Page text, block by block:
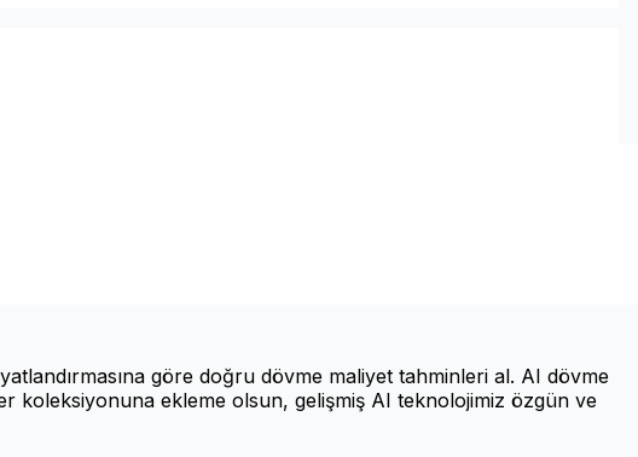
göre doğru dövme maliyet tahminleri al. AI dövme
koleksiyonuna ekleme olsun, gelişmiş AI teknolojimiz özgün ve